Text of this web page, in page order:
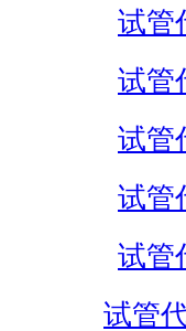
试管
试管
试管
试管
试管
试管